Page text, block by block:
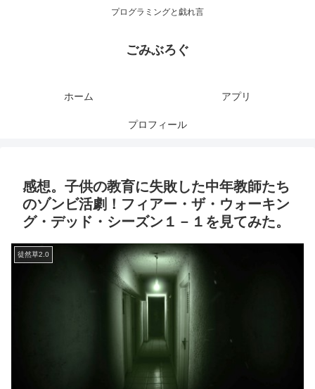
プログラミングと戯れ言
ごみぶろぐ
ホーム アプリ
プロフィール
感想。子供の教育に失敗した中年教師たち
のゾンビ活劇！フィアー・ザ・ウォーキン
グ・デッド・シーズン１－１を見てみた。
徒然草2.0